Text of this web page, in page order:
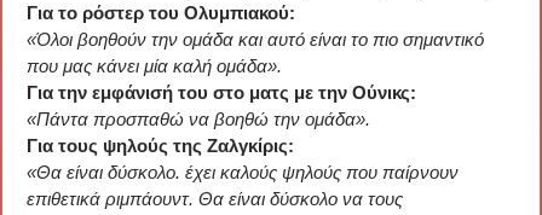
Για το ρόστερ του Ολυμπιακού:
«Όλοι βοηθούν την ομάδα και αυτό είναι το πιο σημαντικό
που μας κάνει μία καλή ομάδα».
Για την εμφάνισή του στο ματς με την Ούνικς:
«Πάντα προσπαθώ να βοηθώ την ομάδα».
Για τους ψηλούς της Ζαλγκίρις:
«Θα είναι δύσκολο. έχει καλούς ψηλούς που παίρνουν
επιθετικά ριμπάουντ. Θα είναι δύσκολο να τους